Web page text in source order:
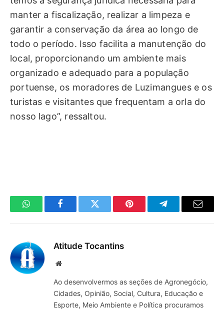
manter a fiscalização, realizar a limpeza e
garantir a conservação da área ao longo de
todo o período. Isso facilita a manutenção do
local, proporcionando um ambiente mais
organizado e adequado para a população
portuense, os moradores de Luzimangues e os
turistas e visitantes que frequentam a orla do
nosso lago”, ressaltou.
WhatsAppFacebookTwitter Pinterest TelegramaE-
Atitude Tocantins
Site
Ao desenvolvermos as seções de Agronegócio,
Cidades, Opinião, Social, Cultura, Educação e
Esporte, Meio Ambiente e Política procuramos